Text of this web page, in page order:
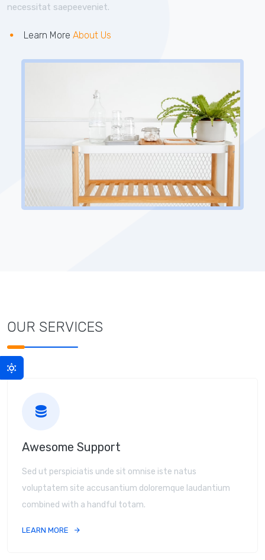
necessitat saepeeveniet.
Learn More About Us
OUR SERVICES
Awesome Support
Sed ut perspiciatis unde sit omnise iste natus
voluptatem site accusantium doloremque laudantium
combined with a handful totam.
LEARN MORE